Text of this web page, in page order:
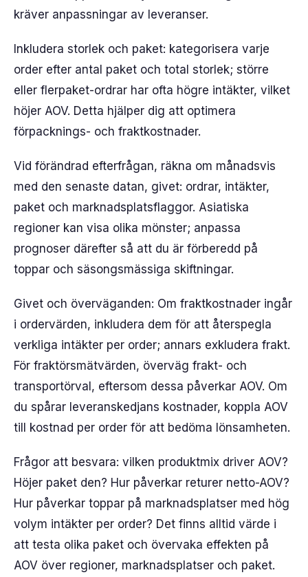
kräver anpassningar av leveranser.
Inkludera storlek och paket: kategorisera varje
order efter antal paket och total storlek; större
eller flerpaket-ordrar har ofta högre intäkter, vilket
höjer AOV. Detta hjälper dig att optimera
förpacknings- och fraktkostnader.
Vid förändrad efterfrågan, räkna om månadsvis
med den senaste datan, givet: ordrar, intäkter,
paket och marknadsplatsflaggor. Asiatiska
regioner kan visa olika mönster; anpassa
prognoser därefter så att du är förberedd på
toppar och säsongsmässiga skiftningar.
Givet och överväganden: Om fraktkostnader ingår
i ordervärden, inkludera dem för att återspegla
verkliga intäkter per order; annars exkludera frakt.
För fraktörsmätvärden, överväg frakt- och
transportörval, eftersom dessa påverkar AOV. Om
du spårar leveranskedjans kostnader, koppla AOV
till kostnad per order för att bedöma lönsamheten.
Frågor att besvara: vilken produktmix driver AOV?
Höjer paket den? Hur påverkar returer netto-AOV?
Hur påverkar toppar på marknadsplatser med hög
volym intäkter per order? Det finns alltid värde i
att testa olika paket och övervaka effekten på
AOV över regioner, marknadsplatser och paket.